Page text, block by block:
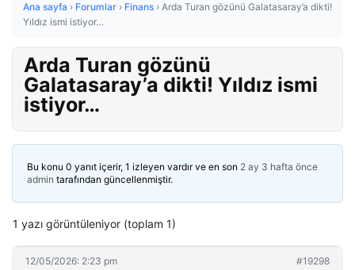
Ana sayfa › Forumlar › Finans › Arda Turan gözünü Galatasaray’a dikti!
Yıldız ismi istiyor…
Arda Turan gözünü
Galatasaray’a dikti! Yıldız ismi
istiyor…
Bu konu 0 yanıt içerir, 1 izleyen vardır ve en son 2 ay 3 hafta önce
admin tarafından güncellenmiştir.
1 yazı görüntüleniyor (toplam 1)
12/05/2026: 2:23 pm #19298